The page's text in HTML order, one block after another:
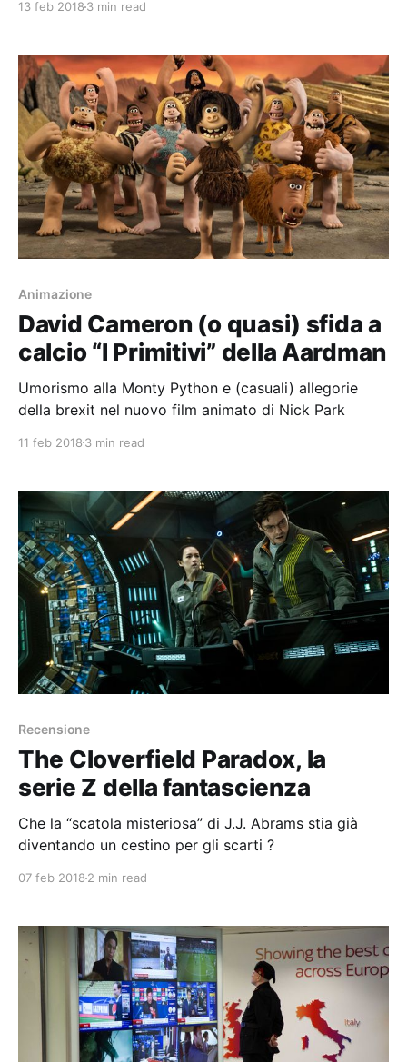
13 feb 2018 3 min read
Animazione
David Cameron (o quasi) sfida a
calcio “I Primitivi” della Aardman
Umorismo alla Monty Python e (casuali) allegorie
della brexit nel nuovo film animato di Nick Park
11 feb 2018 3 min read
Recensione
The Cloverfield Paradox, la
serie Z della fantascienza
Che la “scatola misteriosa” di J.J. Abrams stia già
diventando un cestino per gli scarti ?
07 feb 2018 2 min read